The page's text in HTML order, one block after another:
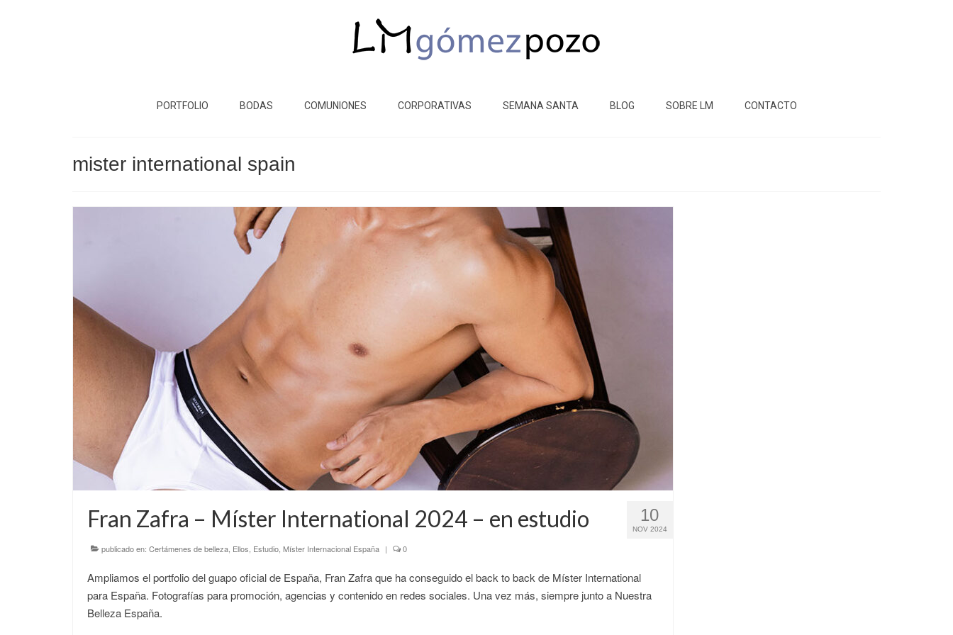
PORTFOLIO BODAS COMUNIONES CORPORATIVAS SEMANA SANTA BLOG SOBRE LM CONTACTO
mister international spain
10
NOV 2024
Fran Zafra – Míster International 2024 – en estudio
publicado en: Certámenes de belleza Ellos Estudio Míster Internacional España | 0
Ampliamos el portfolio del guapo oficial de España, Fran Zafra que ha conseguido el back to back de Míster International
para España. Fotografías para promoción, agencias y contenido en redes sociales. Una vez más, siempre junto a Nuestra
Belleza España.